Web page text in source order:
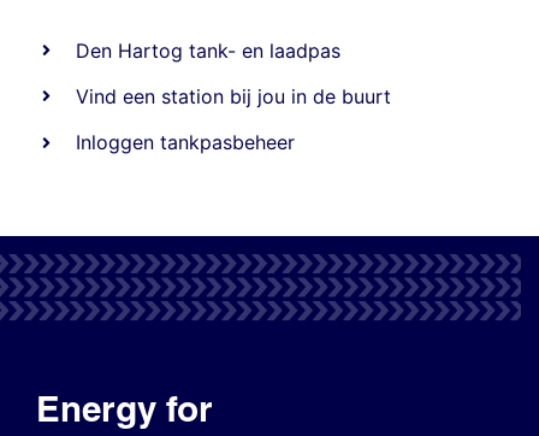
Den Hartog tank- en laadpas
Vind een station bij jou in de buurt
Inloggen tankpasbeheer
Energy for